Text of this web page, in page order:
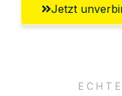
Jetzt